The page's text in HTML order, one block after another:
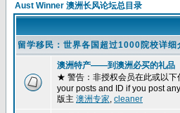
Aust Winner 澳洲长风论坛总目录
留学移民：世界各国超过1000院校详
澳洲特产——到澳洲必买的礼品
★ 警告：非授权会员在此或以
your posts and ID if you post
版主 澳洲专家, cleaner